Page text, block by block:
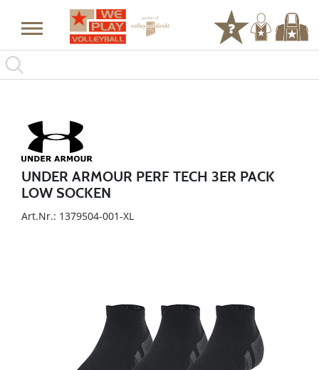
UNDER ARMOUR PERF TECH 3ER PACK
LOW SOCKEN
Art.Nr.: 1379504-001-XL